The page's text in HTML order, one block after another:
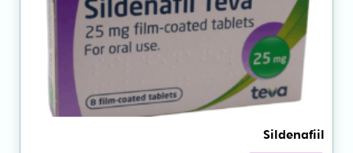
Sildenafiil